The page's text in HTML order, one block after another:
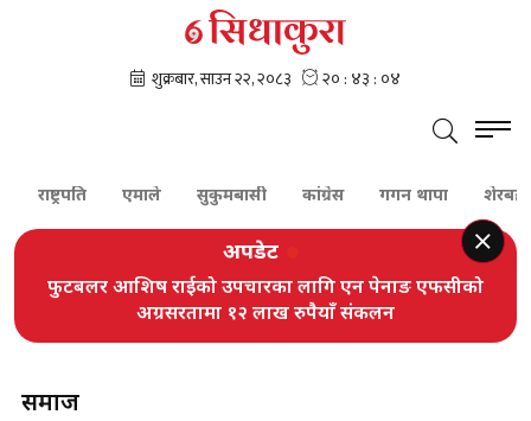
एमाले सुकुमबासी कांग्रेस गगन थापा शेरबहादुर देउवा
अपडेट
फुटबलर आशिष राईको उपचारका लागि एन पेनाङ एफसीको
अग्रसरतामा १२ लाख रुपैयाँ संकलन
समाज